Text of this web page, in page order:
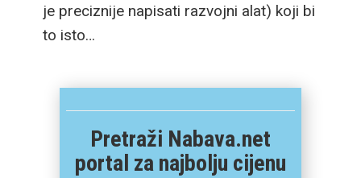
je preciznije napisati razvojni alat) koji bi
to isto…
Pretraži Nabava.net
portal za najbolju cijenu